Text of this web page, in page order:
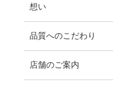
想い
品質へのこだわり
店舗のご案内